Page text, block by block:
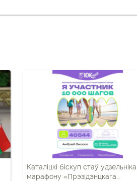
Каталіцкі біскуп стаў
марафону «Прэзідэнцкага